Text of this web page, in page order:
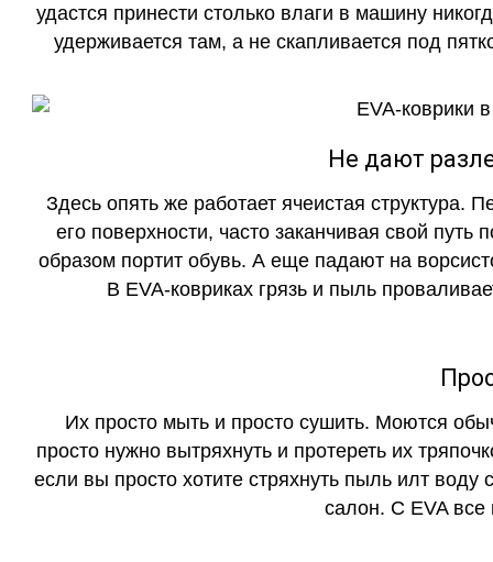
удастся принести столько влаги в машину
удерживается там, а не скапливается под
Не дают
Здесь опять же работает ячеистая структура.
его поверхности, часто заканчивая свой
образом портит обувь. А еще падают на
В EVA-ковриках грязь и пыль
Их просто мыть и просто сушить. Моются
просто нужно вытряхнуть и протереть их
если вы просто хотите стряхнуть пыль илт воду
салон. С EVA все